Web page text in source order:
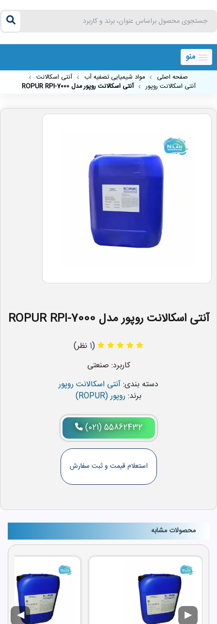
منو
صفحه اصلی مواد شیمیایی تصفیه آب
آنتی اسکالانت
آنتی اسکالانت روپور
آنتی اسکالانت روپور مدل ROPUR RPI-7000
آنتی اسکالانت روپور مدل ROPUR RPI-7000
(
1 نظر)
کاربرد: صنعتی
دسته بندی:آنتی اسکالانت روپور
برند: روپور (ROPUR)
(021) 55862432
استعلام قیمت و ثبت سفارش
محصولات مشابه
▶
◀